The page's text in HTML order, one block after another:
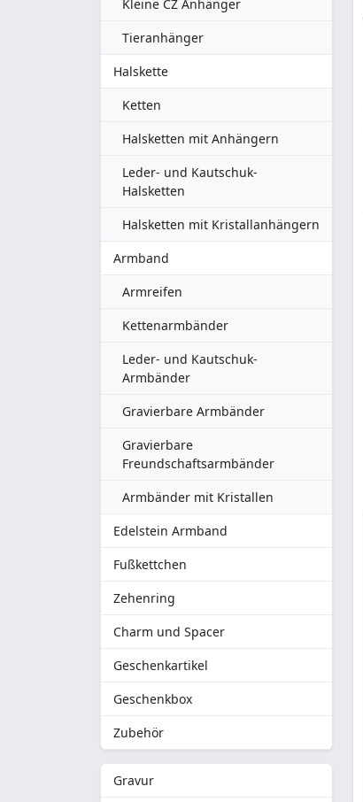
Kleine CZ Anhänger
Tieranhänger
Halskette
Ketten
Halsketten mit Anhängern
Leder- und Kautschuk-
Halsketten
Halsketten mit Kristallanhängern
Armband
Armreifen
Kettenarmbänder
Leder- und Kautschuk-
Armbänder
Gravierbare Armbänder
Gravierbare
Freundschaftsarmbänder
Armbänder mit Kristallen
Edelstein Armband
Fußkettchen
Zehenring
Charm und Spacer
Geschenkartikel
Geschenkbox
Zubehör
Gravur